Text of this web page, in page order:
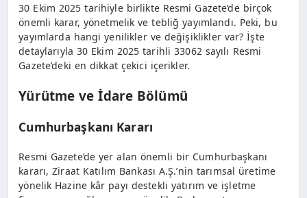
30 Ekim 2025 tarihiyle birlikte Resmi Gazete’de birçok
önemli karar, yönetmelik ve tebliğ yayımlandı. Peki, bu
yayımlarda hangi yenilikler ve değişiklikler var? İşte
detaylarıyla 30 Ekim 2025 tarihli 33062 sayılı Resmi
Gazete’deki en dikkat çekici içerikler.
Yürütme ve İdare Bölümü
Cumhurbaşkanı Kararı
Resmi Gazete’de yer alan önemli bir Cumhurbaşkanı
kararı, Ziraat Katılım Bankası A.Ş.’nin tarımsal üretime
yönelik Hazine kâr payı destekli yatırım ve işletme